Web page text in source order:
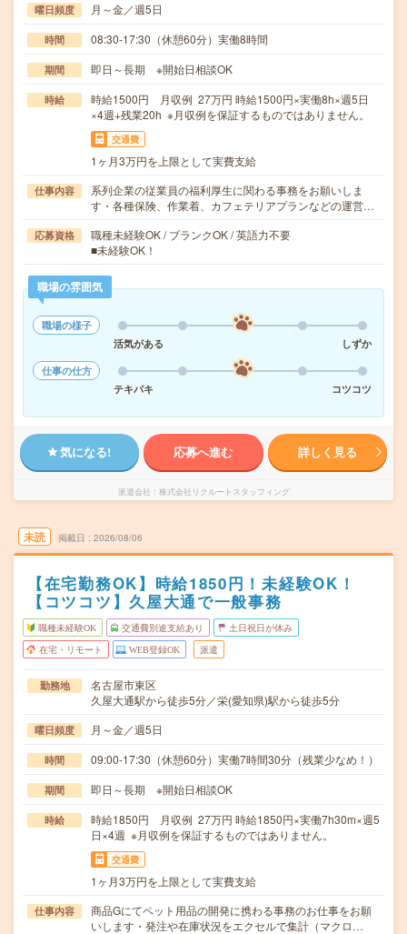
曜日頻度 月～金／週5日
時間 08:30-17:30（休憩60分）実働8時間
期間 即日～長期 ※開始日相談OK
時給
時給1500円 月収例 27万円 時給1500円×実働8h×週5日
×4週+残業20h ※月収例を保証するものではありません。
交通費
1ヶ月3万円を上限として実費支給
仕事内容
系列企業の従業員の福利厚生に関わる事務をお願いしま
す・各種保険、作業着、カフェテリアプランなどの運営…
応募資格
職種未経験OK / ブランクOK / 英語力不要
■未経験OK！
職場の雰囲気
職場の様子
活気がある
しずか
仕事の仕方
テキパキ
コツコツ
気になる! 応募へ進む 詳しく見る
派遣会社 株式会社リクルートスタッフィング
未読 掲載日 2026/08/06
【在宅勤務OK】時給1850円！未経験OK！
【コツコツ】久屋大通で一般事務
職種未経験OK 交通費別途支給あり 土日祝日が休み
在宅・リモート WEB登録OK 派遣
勤務地
名古屋市東区
久屋大通駅から徒歩5分／栄(愛知県)駅から徒歩5分
曜日頻度 月～金／週5日
時間 09:00-17:30（休憩60分）実働7時間30分（残業少なめ！）
期間 即日～長期 ※開始日相談OK
時給
時給1850円 月収例 27万円 時給1850円×実働7h30m×週5
日×4週 ※月収例を保証するものではありません。
交通費
1ヶ月3万円を上限として実費支給
仕事内容
商品Gにてペット用品の開発に携わる事務のお仕事をお願
いします・発注や在庫状況をエクセルで集計（マクロ…